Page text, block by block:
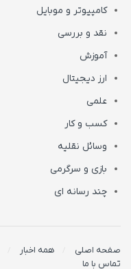
کامپیوتر و موبایل
نقد و بررسی
آموزش
ارز دیجیتال
علمی
کسب و کار
وسائل نقلیه
بازی و سرگرمی
چند رسانه ای
صفحه اصلی همه اخبار
تماس با ما